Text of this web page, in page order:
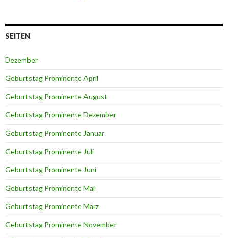
SEITEN
Dezember
Geburtstag Prominente April
Geburtstag Prominente August
Geburtstag Prominente Dezember
Geburtstag Prominente Januar
Geburtstag Prominente Juli
Geburtstag Prominente Juni
Geburtstag Prominente Mai
Geburtstag Prominente März
Geburtstag Prominente November